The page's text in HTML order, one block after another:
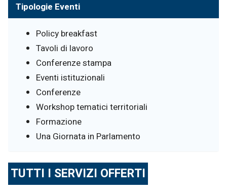
Tipologie Eventi
Policy breakfast
Tavoli di lavoro
Conferenze stampa
Eventi istituzionali
Conferenze
Workshop tematici territoriali
Formazione
Una Giornata in Parlamento
TUTTI I SERVIZI OFFERTI